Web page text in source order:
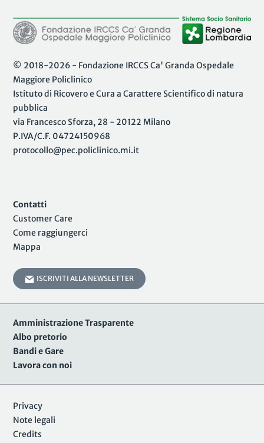
© 2018-2026 - Fondazione IRCCS Ca' Granda Ospedale
Maggiore Policlinico
Istituto di Ricovero e Cura a Carattere Scientifico di natura
pubblica
via Francesco Sforza, 28 - 20122 Milano
P.IVA/C.F. 04724150968
protocollo@pec.policlinico.mi.it
Contatti
Customer Care
Come raggiungerci
Mappa
ISCRIVITI ALLA NEWSLETTER
Amministrazione Trasparente
Albo pretorio
Bandi e Gare
Lavora con noi
Privacy
Note legali
Credits